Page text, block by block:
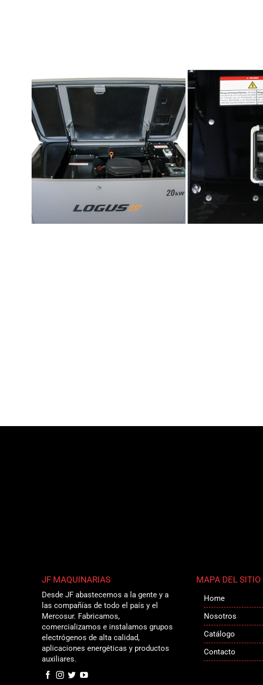
JF MAQUINARIAS
Desde JF abastecemos a la gente y a
las compañías de todo el país y el
Mercosur. Fabricamos,
comercializamos e instalamos grupos
electrógenos de alta calidad,
aplicaciones energéticas y productos
auxiliares.
MAPA DEL SITIO
Home
Nosotros
Catálogo
Contacto